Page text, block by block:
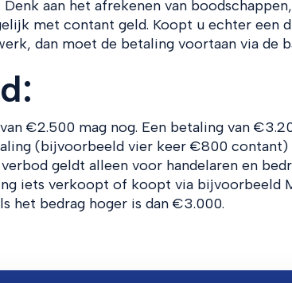
aan het afrekenen van
met contant geld. Koopt u echter een
dan moet de betaling voortaan via de
€2.500 mag nog. Een betaling van
(bijvoorbeeld vier keer €800
geldt alleen voor handelaren en
iets verkoopt of koopt via bijvoorbeeld
het bedrag hoger is dan €3.000.